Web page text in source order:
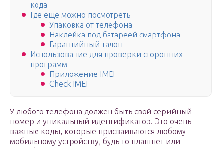
кода
Где еще можно посмотреть
Упаковка от телефона
Наклейка под батареей смартфона
Гарантийный талон
Использование для проверки сторонних
программ
Приложение IMEI
Check IMEI
У любого телефона должен быть свой серийный
номер и уникальный идентификатор. Это очень
важные коды, которые присваиваются любому
мобильному устройству, будь то планшет или